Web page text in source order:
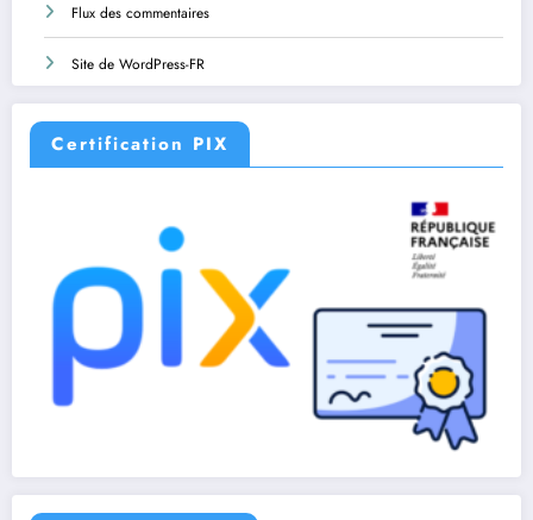
Flux des commentaires
Site de WordPress-FR
Certification PIX